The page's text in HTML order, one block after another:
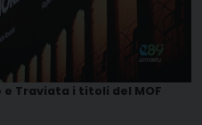
e Traviata i titoli del MOF